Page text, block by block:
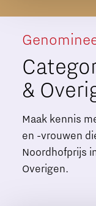
&
Maak kennis
en -vrouwen
Noordhofprijs
Overigen.